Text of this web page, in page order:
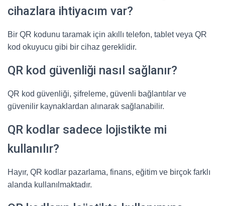
cihazlara ihtiyacım var?
Bir QR kodunu taramak için akıllı telefon, tablet veya QR
kod okuyucu gibi bir cihaz gereklidir.
QR kod güvenliği nasıl sağlanır?
QR kod güvenliği, şifreleme, güvenli bağlantılar ve
güvenilir kaynaklardan alınarak sağlanabilir.
QR kodlar sadece lojistikte mi
kullanılır?
Hayır, QR kodlar pazarlama, finans, eğitim ve birçok farklı
alanda kullanılmaktadır.